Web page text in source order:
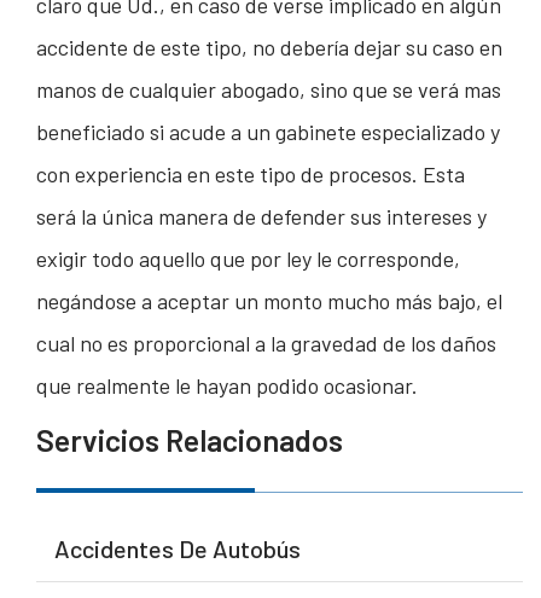
accidente de este tipo, no debería dejar su caso en
manos de cualquier abogado, sino que se verá mas
beneficiado si acude a un gabinete especializado y
con experiencia en este tipo de procesos. Esta
será la única manera de defender sus intereses y
exigir todo aquello que por ley le corresponde,
negándose a aceptar un monto mucho más bajo, el
cual no es proporcional a la gravedad de los daños
que realmente le hayan podido ocasionar.
Servicios Relacionados
Accidentes De Autobús